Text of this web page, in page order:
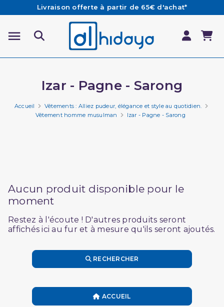
Les Commandes passées avant 15h (lun au Vend)
sont préparées et expédiées le jour même
Besoin d'aide ? Retrouvez notre FAQ
Izar - Pagne - Sarong
Accueil
Vêtements : Alliez pudeur, élégance et style au quotidien.
Vêtement homme musulman
Izar - Pagne - Sarong
Aucun produit disponible pour le
moment
Restez à l'écoute ! D'autres produits seront
affichés ici au fur et à mesure qu'ils seront ajoutés.
RECHERCHER
ACCUEIL